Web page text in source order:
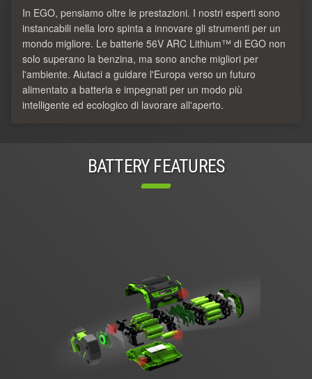
In EGO, pensiamo oltre le prestazioni. I nostri esperti sono
instancabili nella loro spinta a innovare gli strumenti per un
mondo migliore. Le batterie 56V ARC Lithium™ di EGO non
solo superano la benzina, ma sono anche migliori per
l'ambiente. Aiutaci a guidare l'Europa verso un futuro
alimentato a batteria e impegnati per un modo più
intelligente ed ecologico di lavorare all'aperto.
BATTERY FEATURES